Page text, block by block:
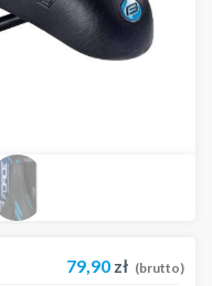
79,90 zł (brutto)